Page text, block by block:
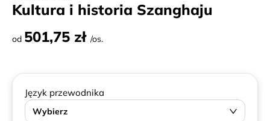
Kultura i historia Szanghaju
od 501,75 zł /os.
Język przewodnika
Wybierz